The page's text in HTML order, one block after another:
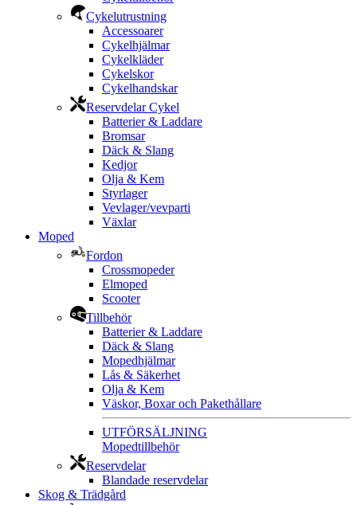
Cykelutrustning
Accessoarer
Cykelhjälmar
Cykelkläder
Cykelskor
Cykelhandskar
Reservdelar Cykel
Batterier & Laddare
Bromsar
Däck & Slang
Kedjor
Olja & Kem
Styrlager
Vevlager/vevparti
Växlar
Moped
Fordon
Crossmopeder
Elmoped
Scooter
Tillbehör
Batterier & Laddare
Däck & Slang
Mopedhjälmar
Lås & Säkerhet
Olja & Kem
Väskor, Boxar och Pakethållare
UTFÖRSÄLJNING
Mopedtillbehör
Reservdelar
Blandade reservdelar
Skog & Trädgård